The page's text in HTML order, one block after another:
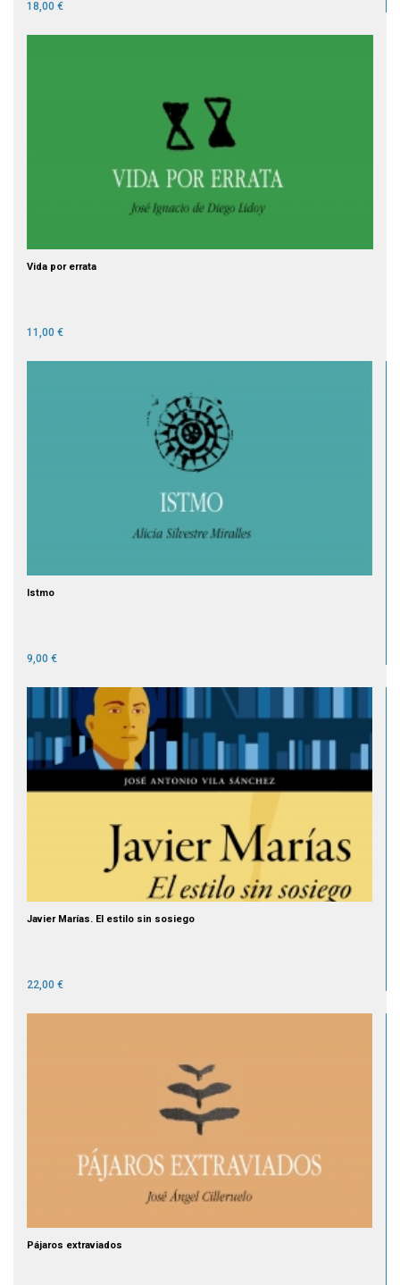
18,00 €
Vida por errata
11,00 €
Istmo
9,00 €
Javier Marías. El estilo sin sosiego
22,00 €
Pájaros extraviados